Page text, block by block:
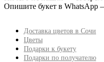
Опишите букет в WhatsApp
Доставка цветов в Сочи
Цветы
Подарки к букету
Подарки по получателю